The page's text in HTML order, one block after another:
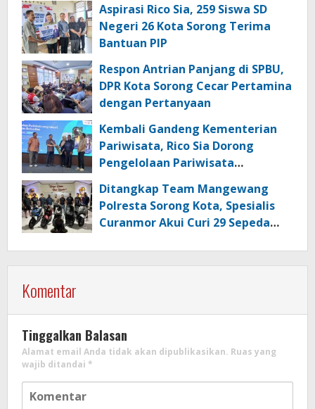
Aspirasi Rico Sia, 259 Siswa SD
Negeri 26 Kota Sorong Terima
Bantuan PIP
Respon Antrian Panjang di SPBU,
DPR Kota Sorong Cecar Pertamina
dengan Pertanyaan
Kembali Gandeng Kementerian
Pariwisata, Rico Sia Dorong
Pengelolaan Pariwisata
Ditangkap Team Mangewang
Polresta Sorong Kota, Spesialis
Curanmor Akui Curi 29 Sepeda
Komentar
Tinggalkan Balasan
Alamat email Anda tidak akan dipublikasikan. Ruas yang
wajib ditandai *